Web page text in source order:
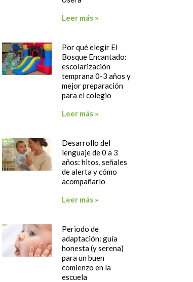
Leer más »
Por qué elegir El
Bosque Encantado:
escolarización
temprana 0-3 años y
mejor preparación
para el colegio
Leer más »
Desarrollo del
lenguaje de 0 a 3
años: hitos, señales
de alerta y cómo
acompañarlo
Leer más »
Periodo de
adaptación: guía
honesta (y serena)
para un buen
comienzo en la
escuela